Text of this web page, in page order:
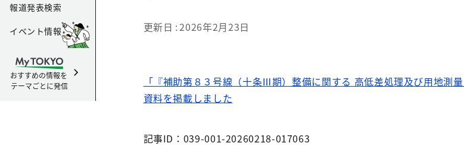
報道発表検索
イベント情報
おすすめの情報を
テーマごとに発信
更新日 2026年2月23日
「『補助第８３号線（十条Ⅲ期）整備に関する 高低差処理及び用地測
資料を掲載しました
記事ID：039-001-20260218-017063